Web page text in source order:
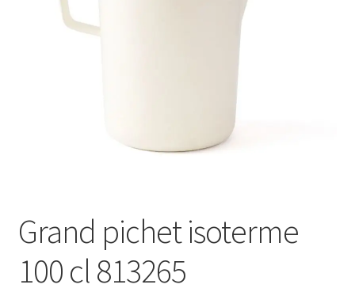
Sécurité
Grand pichet isoterme
100 cl 813265